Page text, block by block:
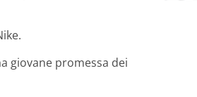
giovane promessa dei